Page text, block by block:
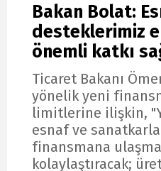
Bakan Bolat:
desteklerimiz
önemli katkı
Ticaret Bakanı
yönelik yeni
limitlerine ilişkin,
esnaf ve
finansmana
kolaylaştıracak;